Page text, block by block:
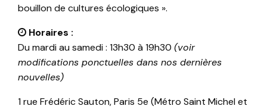
bouillon de cultures écologiques ».
Horaires :
Du mardi au samedi : 13h30 à 19h30 (voir
modifications ponctuelles dans nos dernières
nouvelles)
1 rue Frédéric Sauton, Paris 5e (Métro Saint Michel et